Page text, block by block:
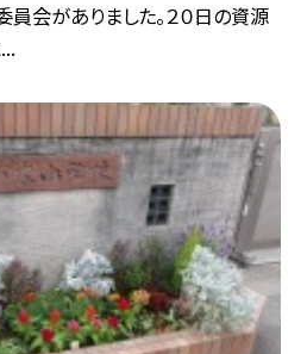
員会がありました。２０日の資源